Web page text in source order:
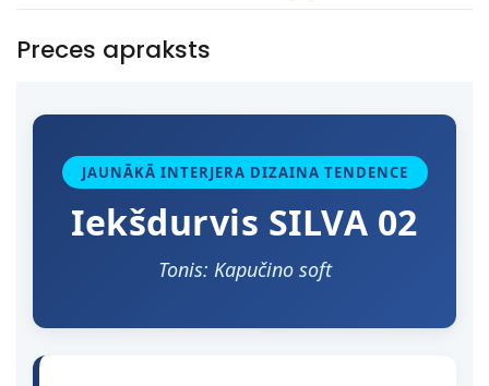
Preces apraksts
JAUNĀKĀ INTERJERA DIZAINA TENDENCE
Iekšdurvis SILVA 02
Tonis: Kapučino soft